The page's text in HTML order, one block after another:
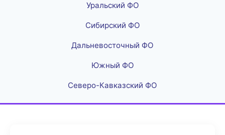
Уральский ФО
Сибирский ФО
Дальневосточный ФО
Южный ФО
Северо-Кавказский ФО